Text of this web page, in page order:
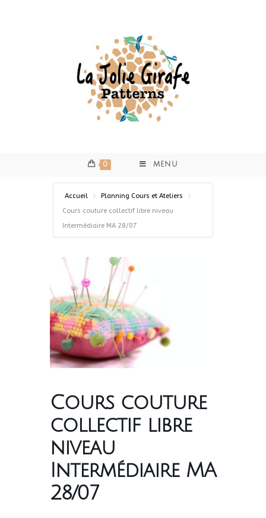
0 MENU
Accueil
Planning Cours et Ateliers
Cours couture collectif libre niveau
Intermédiaire MA 28/07
Cours couture
collectif libre
niveau
Intermédiaire MA
28/07